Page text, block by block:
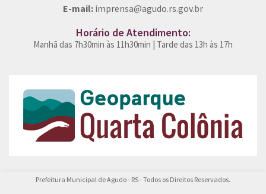
E-mail: imprensa@agudo.rs.gov.br
Horário de Atendimento:
Manhã das 7h30min às 11h30min | Tarde das 13h às 17h
Prefeitura Municipal de Agudo - RS - Todos os Direitos Reservados.